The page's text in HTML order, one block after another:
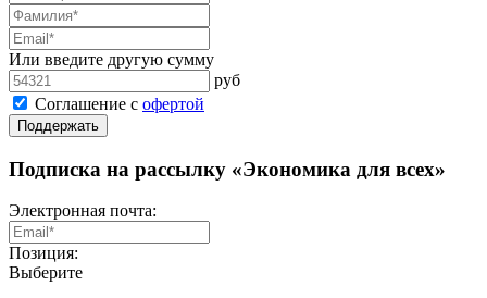
Или введите другую сумму
руб
Соглашение с офертой
Поддержать
Подписка на рассылку «Экономика для всех»
Электронная почта:
Позиция:
Выберите